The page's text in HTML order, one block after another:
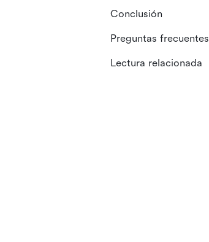
Conclusión
Preguntas frecuentes
Lectura relacionada